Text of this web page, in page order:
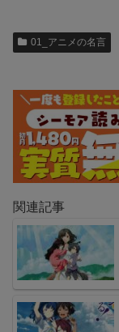
01_アニメの名言
関連記事